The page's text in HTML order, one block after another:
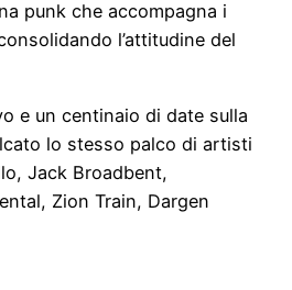
punk che accompagna i
l’attitudine del
e un centinaio di date sulla
lo stesso palco di artisti
Jack Broadbent,
Zion Train, Dargen